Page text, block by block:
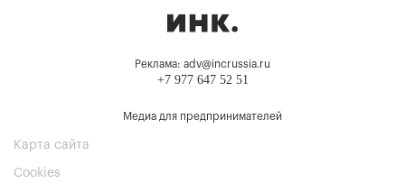
Реклама: adv@incrussia.ru
+7 977 647 52 51
Медиа для предпринимателей
Карта сайта
Cookies